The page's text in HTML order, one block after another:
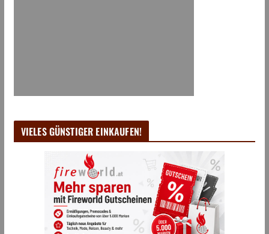
VIELES GÜNSTIGER EINKAUFEN!